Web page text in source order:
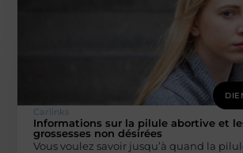
Carlinks
Informations sur la pilule abortive et
grossesses non désirées
Vous voulez savoir jusqu’à quand la